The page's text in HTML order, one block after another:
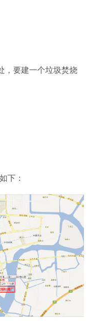
，要建一个垃圾焚烧
下：